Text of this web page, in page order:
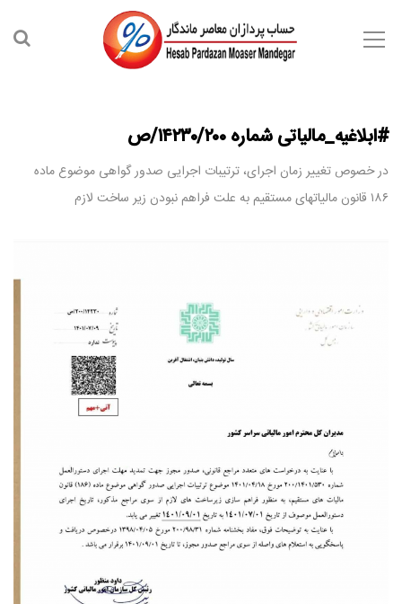
#ابلاغیه_مالیاتی شماره ۱۴۲۳۰/۲۰۰/ص
در خصوص تغییر زمان اجرای، ترتیبات اجرایی صدور گواهی موضوع ماده
۱۸۶ قانون مالیاتهای مستقیم به علت فراهم نبودن زیر ساخت لازم